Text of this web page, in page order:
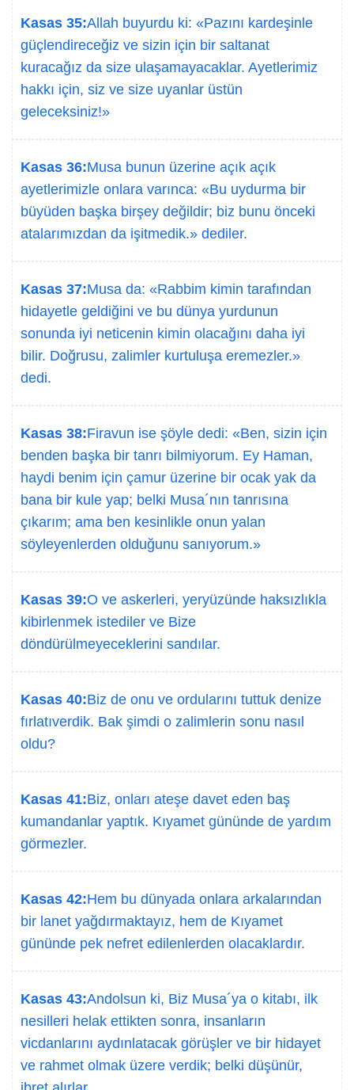
Kasas 35:Allah buyurdu ki: «Pazını kardeşinle
güçlendireceğiz ve sizin için bir saltanat
kuracağız da size ulaşamayacaklar. Ayetlerimiz
hakkı için, siz ve size uyanlar üstün
geleceksiniz!»
Kasas 36:Musa bunun üzerine açık açık
ayetlerimizle onlara varınca: «Bu uydurma bir
büyüden başka birşey değildir; biz bunu önceki
atalarımızdan da işitmedik.» dediler.
Kasas 37:Musa da: «Rabbim kimin tarafından
hidayetle geldiğini ve bu dünya yurdunun
sonunda iyi neticenin kimin olacağını daha iyi
bilir. Doğrusu, zalimler kurtuluşa eremezler.»
dedi.
Kasas 38:Firavun ise şöyle dedi: «Ben, sizin için
benden başka bir tanrı bilmiyorum. Ey Haman,
haydi benim için çamur üzerine bir ocak yak da
bana bir kule yap; belki Musa´nın tanrısına
çıkarım; ama ben kesinlikle onun yalan
söyleyenlerden olduğunu sanıyorum.»
Kasas 39:O ve askerleri, yeryüzünde haksızlıkla
kibirlenmek istediler ve Bize
döndürülmeyeceklerini sandılar.
Kasas 40:Biz de onu ve ordularını tuttuk denize
fırlatıverdik. Bak şimdi o zalimlerin sonu nasıl
oldu?
Kasas 41:Biz, onları ateşe davet eden baş
kumandanlar yaptık. Kıyamet gününde de yardım
görmezler.
Kasas 42:Hem bu dünyada onlara arkalarından
bir lanet yağdırmaktayız, hem de Kıyamet
gününde pek nefret edilenlerden olacaklardır.
Kasas 43:Andolsun ki, Biz Musa´ya o kitabı, ilk
nesilleri helak ettikten sonra, insanların
vicdanlarını aydınlatacak görüşler ve bir hidayet
ve rahmet olmak üzere verdik; belki düşünür,